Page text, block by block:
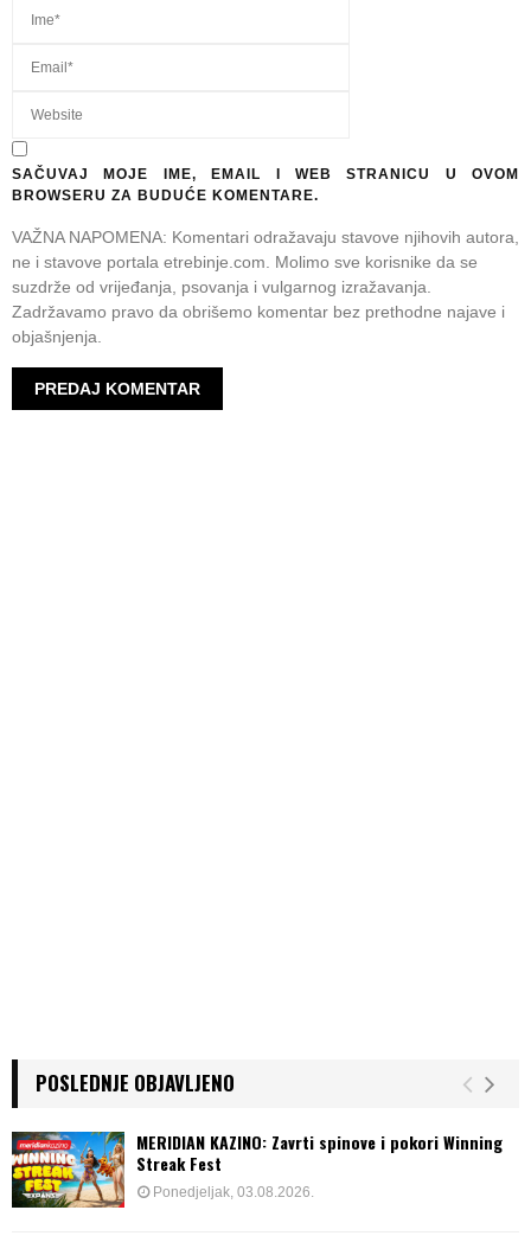
SAČUVAJ MOJE IME, EMAIL I WEB STRANICU U OVOM
BROWSERU ZA BUDUĆE KOMENTARE.
VAŽNA NAPOMENA: Komentari odražavaju stavove njihovih autora,
ne i stavove portala etrebinje.com. Molimo sve korisnike da se
suzdrže od vrijeđanja, psovanja i vulgarnog izražavanja.
Zadržavamo pravo da obrišemo komentar bez prethodne najave i
objašnjenja.
POSLEDNJE OBJAVLJENO
MERIDIAN KAZINO: Zavrti spinove i pokori Winning
Streak Fest
Ponedjeljak, 03.08.2026.